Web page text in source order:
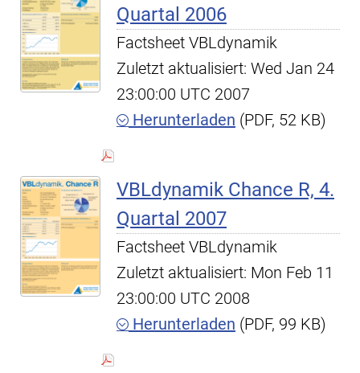
Quartal 2006
Factsheet VBLdynamik
Zuletzt aktualisiert: Wed Jan 24
23:00:00 UTC 2007
Herunterladen (PDF, 52 KB)
VBLdynamik Chance R, 4.
Quartal 2007
Factsheet VBLdynamik
Zuletzt aktualisiert: Mon Feb 11
23:00:00 UTC 2008
Herunterladen (PDF, 99 KB)